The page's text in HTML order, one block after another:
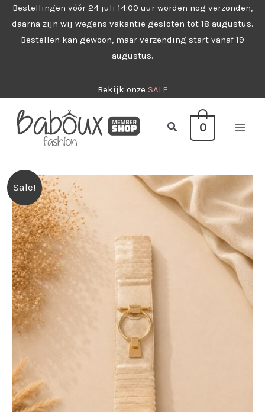
naar
Bestellingen vóór 24 juli 14:00 uur worden nog verzonden,
daarna zijn wij wegens vakantie gesloten tot 18 augustus.
Bestellen kan gewoon, maar verzending start vanaf 19
augustus.
Bekijk onze SALE
Zoeken0
Sale!